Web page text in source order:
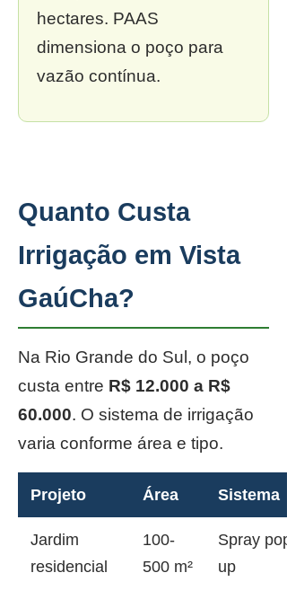
hectares. PAAS
dimensiona o poço para
vazão contínua.
Quanto Custa
Irrigação em Vista
GaúCha?
Na Rio Grande do Sul, o poço
custa entre R$ 12.000 a R$
60.000. O sistema de irrigação
varia conforme área e tipo.
Projeto Área Sistema
Jardim
residencial
100-
500 m²
Spray pop-
up